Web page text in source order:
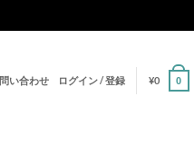
い合わせ ログイン / 登録 ¥0 0